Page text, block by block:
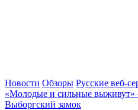
Новости Обзоры Русские веб-
«Молодые и сильные выживут»
Выборгский замок